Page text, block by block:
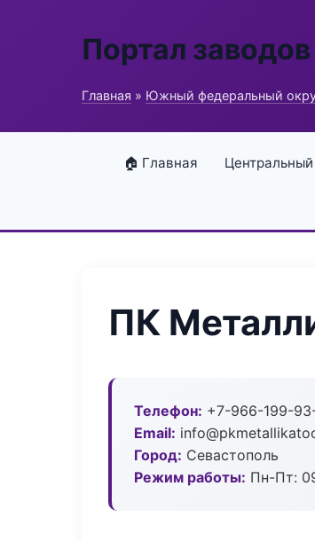
Портал
Главная » Южный федеральный
🏠 Главная
ПК
Телефон: +7-966-199-
Email:
Город: Севастополь
Режим работы: Пн-Пт: